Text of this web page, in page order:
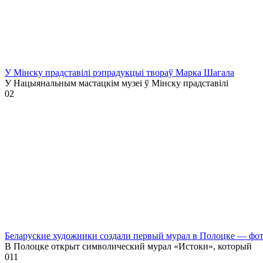
У Мінску прадставілі рэпрадукцыі твораў Марка Шагала
У Нацыянальным мастацкім музеі ў Мінску прадставілі
02
Беларуские художники создали первый мурал в Полоцке —
В Полоцке открыт символический мурал «Истоки», который
011